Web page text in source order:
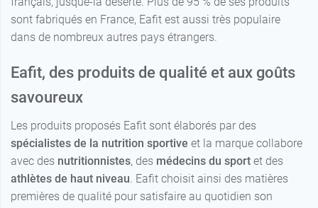
Eafit, des produits de qualité et aux goûts
Les produits proposés Eafit sont élaborés par des
spécialistes de la nutrition sportive
athlètes de haut niveau. Eafit choisit ainsi des matières
premières de qualité pour satisfaire au quotidien son
consommateur et réalise de nombreux tests afin de
toujours trouver le meilleur goût pour plus de ses 200
références. Une équipe travaille en permanence sur la